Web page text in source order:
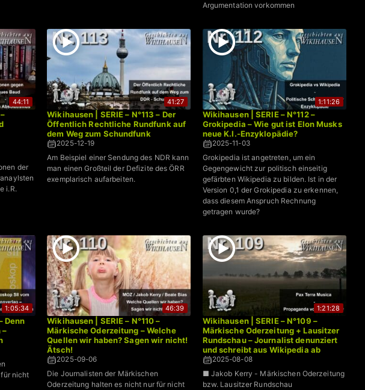
Argumentation vorkommen
44:11
der
i.R.
41:27
Wikihausen | SERIE – N°113 – Der
Öffentlich Rechtliche Rundfunk auf
dem Weg zum Schundfunk
2025-12-19
Am Beispiel einer Sendung des NDR kann
man einen Großteil der Defizite des ÖRR
exemplarisch aufarbeiten.
1:11:26
Wikihausen | SERIE – N°112 –
Grokipedia – Wie gut ist Elon Musks
neue K.I.-Enzyklopädie?
2025-11-03
Grokipedia ist angetreten, um ein
Gegengewicht zur politisch einseitig
gefärbten Wikipedia zu bilden. Ist in der
Version 0,1 der Grokipedia zu erkennen,
dass diesem Anspruch Rechnung
getragen wurde?
1:05:34
Denn
–
nicht
46:39
Wikihausen | SERIE – N°110 –
Märkische Oderzeitung – Welche
Quellen wir haben? Sagen wir nicht!
Ätsch!
2025-09-06
Die Journalisten der Märkischen
Oderzeitung halten es nicht nur für nicht
1:21:28
Wikihausen | SERIE – N°109 –
Märkische Oderzeitung + Lausitzer
Rundschau – Journalist denunziert
und schreibt aus Wikipedia ab
2025-08-08
■ Jakob Kerry - Märkischen Oderzeitung
bzw. Lausitzer Rundschau